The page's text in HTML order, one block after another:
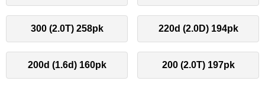
300 (2.0T) 258pk 220d (2.0D) 194pk
200d (1.6d) 160pk 200 (2.0T) 197pk